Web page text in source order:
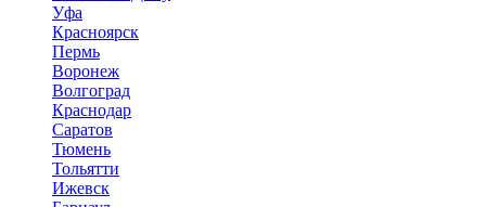
Уфа
Красноярск
Пермь
Воронеж
Волгоград
Краснодар
Саратов
Тюмень
Тольятти
Ижевск